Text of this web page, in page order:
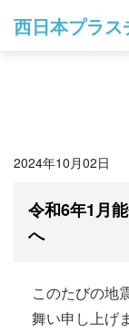
西日本プラ
2024年10月02日
令和6年1月
へ
このたびの地
舞い申し上げ